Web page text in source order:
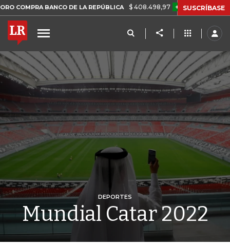
BANCO DE LA REPÚBLICA $ 408.498,97 +$ 8.753,81 +2,19%
SUSCRÍBASE
DEPORTES
Mundial Catar 2022